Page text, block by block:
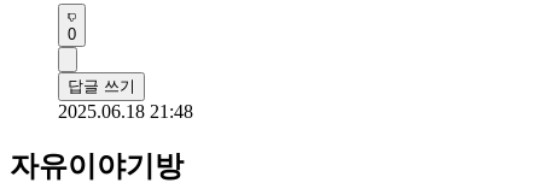
0
답글 쓰기
2025.06.18 21:48
자유이야기방